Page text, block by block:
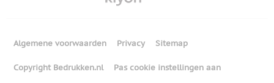
Algemene voorwaarden Privacy Sitemap
Copyright Bedrukken.nl Pas cookie instellingen aan